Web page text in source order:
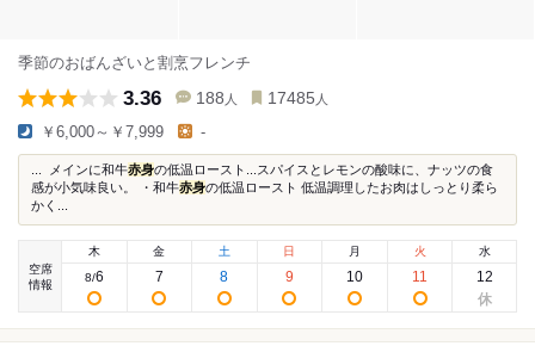
季節のおばんざいと割烹フレンチ
3.36 188 人 17485 人
￥6,000～￥7,999 -
... メインに和牛赤身の低温ロースト...スパイスとレモンの酸味に、ナッツの食
感が小気味良い。 ・和牛赤身の低温ロースト 低温調理したお肉はしっとり柔ら
かく...
空席
情報
木
8/6
金
7
土
8
日
9
月
10
火
11
水
12